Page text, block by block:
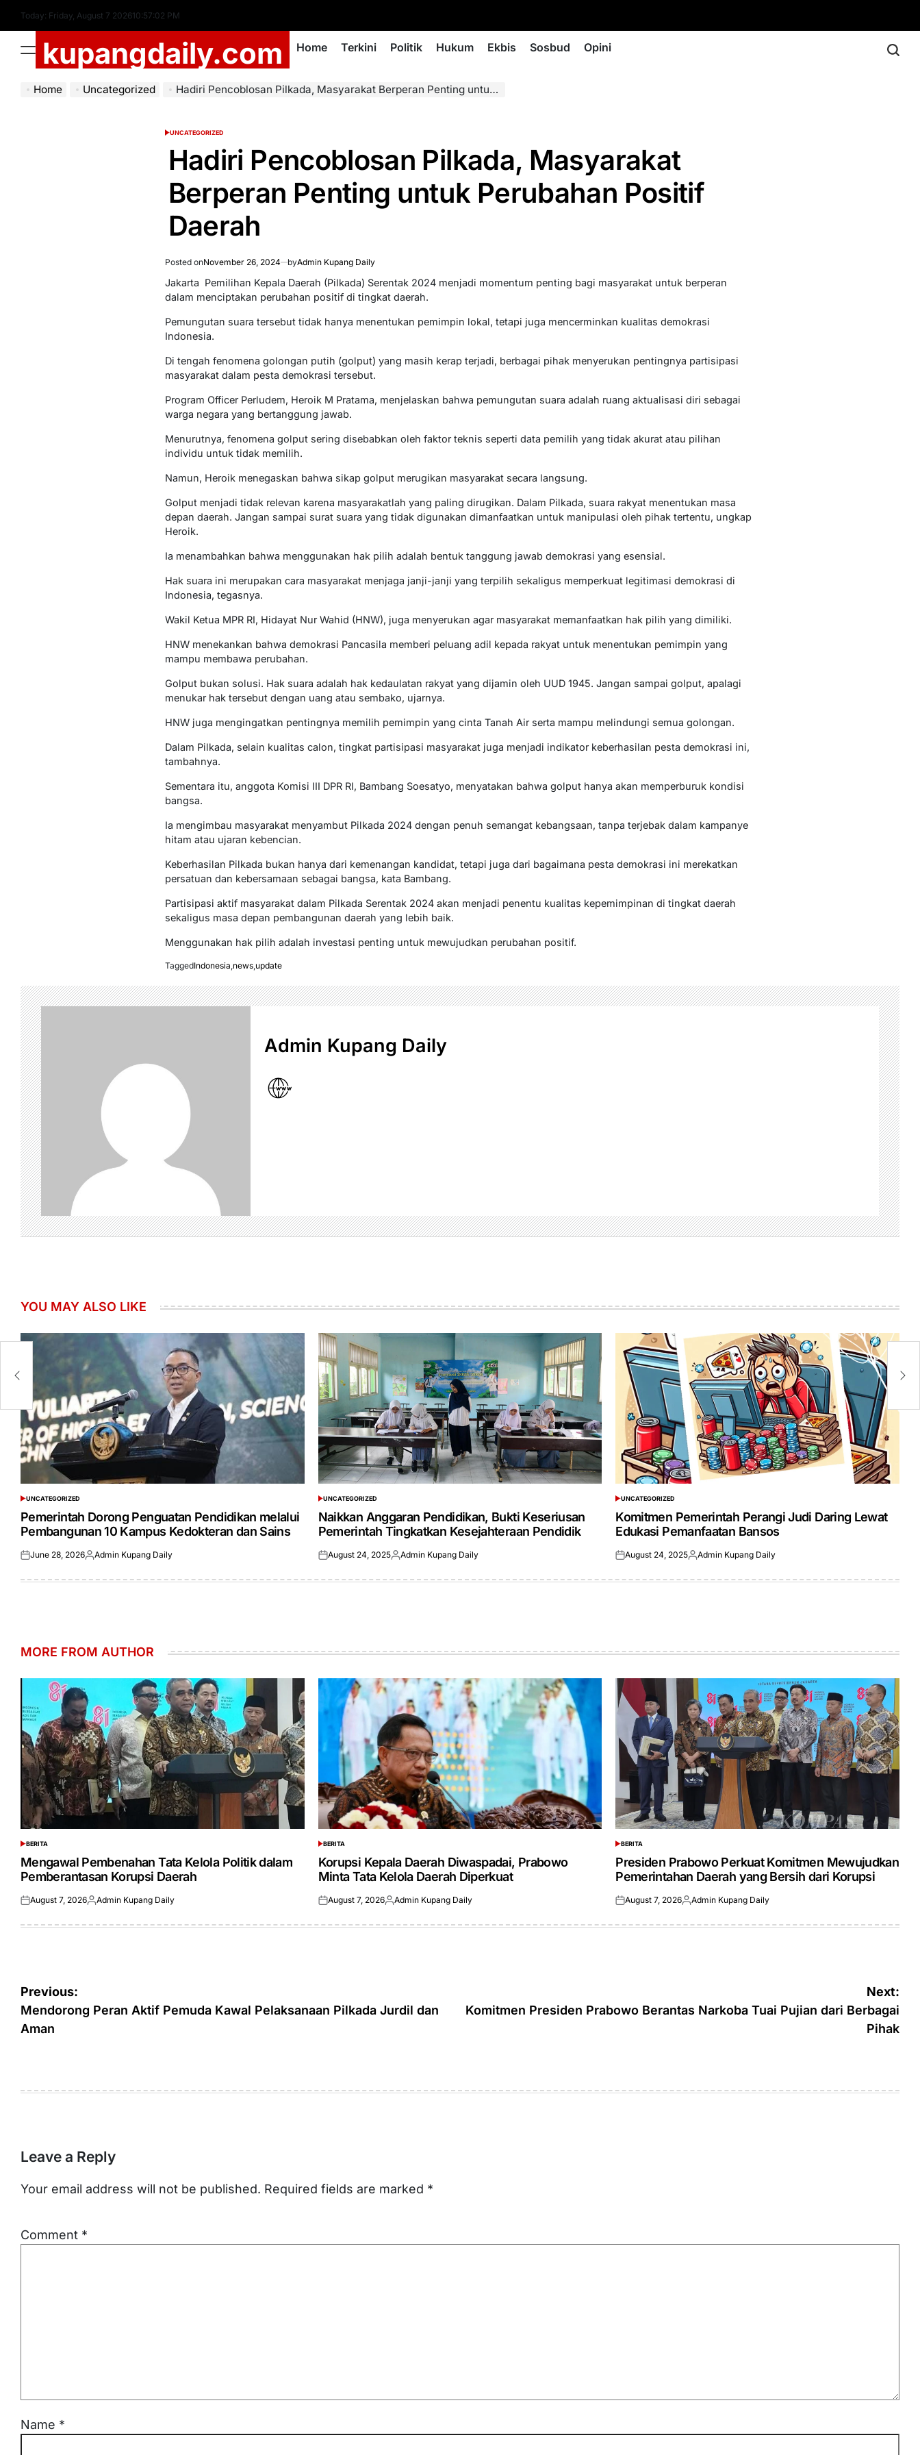
content
Today: Friday, August 7 202610:57:03 PM
Menukupangdaily.com Home Terkini Politik Hukum Ekbis Sosbud Opini
Home Uncategorized Hadiri Pencoblosan Pilkada, Masyarakat Berperan Penting untuk Perubahan Positif Daerah
POSTED
UNCATEGORIZED
Hadiri Pencoblosan Pilkada, Masyarakat
Berperan Penting untuk Perubahan Positif
Daerah
Posted onNovember 26, 2024 byAdmin Kupang Daily
Jakarta  Pemilihan Kepala Daerah (Pilkada) Serentak 2024 menjadi momentum penting bagi masyarakat untuk berperan
dalam menciptakan perubahan positif di tingkat daerah.
Pemungutan suara tersebut tidak hanya menentukan pemimpin lokal, tetapi juga mencerminkan kualitas demokrasi
Indonesia.
Di tengah fenomena golongan putih (golput) yang masih kerap terjadi, berbagai pihak menyerukan pentingnya partisipasi
masyarakat dalam pesta demokrasi tersebut.
Program Officer Perludem, Heroik M Pratama, menjelaskan bahwa pemungutan suara adalah ruang aktualisasi diri sebagai
warga negara yang bertanggung jawab.
Menurutnya, fenomena golput sering disebabkan oleh faktor teknis seperti data pemilih yang tidak akurat atau pilihan
individu untuk tidak memilih.
Namun, Heroik menegaskan bahwa sikap golput merugikan masyarakat secara langsung.
Golput menjadi tidak relevan karena masyarakatlah yang paling dirugikan. Dalam Pilkada, suara rakyat menentukan masa
depan daerah. Jangan sampai surat suara yang tidak digunakan dimanfaatkan untuk manipulasi oleh pihak tertentu, ungkap
Heroik.
Ia menambahkan bahwa menggunakan hak pilih adalah bentuk tanggung jawab demokrasi yang esensial.
Hak suara ini merupakan cara masyarakat menjaga janji-janji yang terpilih sekaligus memperkuat legitimasi demokrasi di
Indonesia, tegasnya.
Wakil Ketua MPR RI, Hidayat Nur Wahid (HNW), juga menyerukan agar masyarakat memanfaatkan hak pilih yang dimiliki.
HNW menekankan bahwa demokrasi Pancasila memberi peluang adil kepada rakyat untuk menentukan pemimpin yang
mampu membawa perubahan.
Golput bukan solusi. Hak suara adalah hak kedaulatan rakyat yang dijamin oleh UUD 1945. Jangan sampai golput, apalagi
menukar hak tersebut dengan uang atau sembako, ujarnya.
HNW juga mengingatkan pentingnya memilih pemimpin yang cinta Tanah Air serta mampu melindungi semua golongan.
Dalam Pilkada, selain kualitas calon, tingkat partisipasi masyarakat juga menjadi indikator keberhasilan pesta demokrasi ini,
tambahnya.
Sementara itu, anggota Komisi III DPR RI, Bambang Soesatyo, menyatakan bahwa golput hanya akan memperburuk kondisi
bangsa.
Ia mengimbau masyarakat menyambut Pilkada 2024 dengan penuh semangat kebangsaan, tanpa terjebak dalam kampanye
hitam atau ujaran kebencian.
Keberhasilan Pilkada bukan hanya dari kemenangan kandidat, tetapi juga dari bagaimana pesta demokrasi ini merekatkan
persatuan dan kebersamaan sebagai bangsa, kata Bambang.
Partisipasi aktif masyarakat dalam Pilkada Serentak 2024 akan menjadi penentu kualitas kepemimpinan di tingkat daerah
sekaligus masa depan pembangunan daerah yang lebih baik.
Menggunakan hak pilih adalah investasi penting untuk mewujudkan perubahan positif.
TaggedIndonesia,news,update
Admin Kupang Daily
YOU MAY ALSO LIKE
POSTED
IN
UNCATEGORIZED
Pemerintah Dorong Penguatan Pendidikan melalui
Pembangunan 10 Kampus Kedokteran dan Sains
Posted
June 28, 2026Posted
Admin Kupang Daily
POSTED
IN
UNCATEGORIZED
Naikkan Anggaran Pendidikan, Bukti Keseriusan
Pemerintah Tingkatkan Kesejahteraan Pendidik
Posted
August 24, 2025Posted
Admin Kupang Daily
POSTED
IN
UNCATEGORIZED
Komitmen Pemerintah Perangi Judi Daring Lewat
Edukasi Pemanfaatan Bansos
Posted
August 24, 2025Posted
Admin Kupang Daily
MORE FROM AUTHOR
POSTED
IN
BERITA
Mengawal Pembenahan Tata Kelola Politik dalam
Pemberantasan Korupsi Daerah
Posted
August 7, 2026Posted
Admin Kupang Daily
POSTED
IN
BERITA
Korupsi Kepala Daerah Diwaspadai, Prabowo
Minta Tata Kelola Daerah Diperkuat
Posted
August 7, 2026Posted
Admin Kupang Daily
POSTED
IN
BERITA
Presiden Prabowo Perkuat Komitmen Mewujudkan
Pemerintahan Daerah yang Bersih dari Korupsi
Posted
August 7, 2026Posted
Admin Kupang Daily
Post
navigation
Previous:
Mendorong Peran Aktif Pemuda Kawal Pelaksanaan Pilkada Jurdil dan
Aman
Next:
Komitmen Presiden Prabowo Berantas Narkoba Tuai Pujian dari Berbagai
Pihak
Leave a Reply
Your email address will not be published. Required fields are marked *
Comment *
Name *